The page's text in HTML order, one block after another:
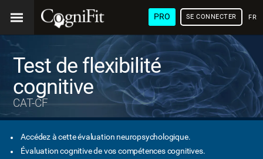
PRO SE CONNECTER
Test de flexibilité
cognitive
CAT-CF
Accédez à cette évaluation neuropsychologique.
Évaluation cognitive de vos compétences cognitives.